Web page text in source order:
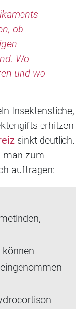
ob
Wo
und wo
Insektenstiche,
erhitzen
sinkt deutlich.
man zum
auftragen: